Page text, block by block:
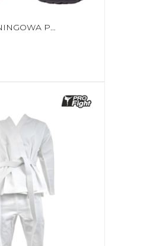
TARCZA TRENINGOWA PROSTA EVOLUTION CZARNO-CZERWONA TT-240